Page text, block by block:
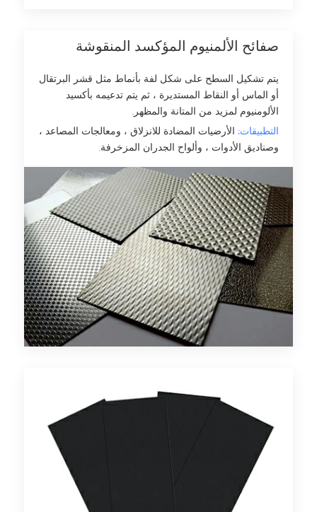
صفائح الألمنيوم المؤكسد المنقوشة
يتم تشكيل السطح على شكل لفة بأنماط مثل قشر البرتقال
أو الماس أو النقاط المستديرة ، ثم يتم تدعيمه بأكسيد
الألومنيوم لمزيد من المتانة والمظهر.
التطبيقات: الأرضيات المضادة للانزلاق ، ومعالجات المصاعد ،
وصناديق الأدوات ، وألواح الجدران المزخرفة.